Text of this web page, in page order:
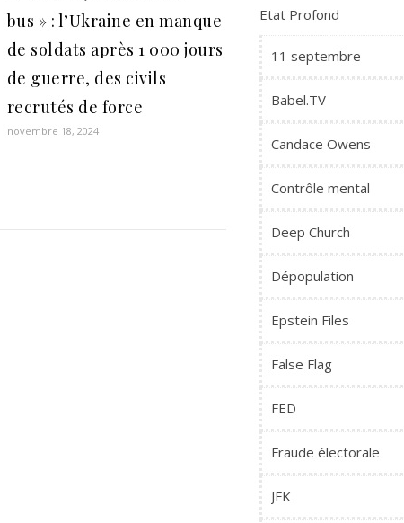
bus » : l’Ukraine en manque
de soldats après 1 000 jours
de guerre, des civils
recrutés de force
novembre 18, 2024
Etat Profond
11 septembre
Babel.TV
Candace Owens
Contrôle mental
Deep Church
Dépopulation
Epstein Files
False Flag
FED
Fraude électorale
JFK